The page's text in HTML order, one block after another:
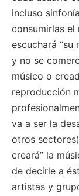
incluso
consumirlas el
escuchará “su
y no se
músico o
reproducción
va a ser la
otros
creará” la
de decirle a
artistas y